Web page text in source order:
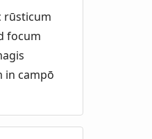
rūsticum
focum
in campō